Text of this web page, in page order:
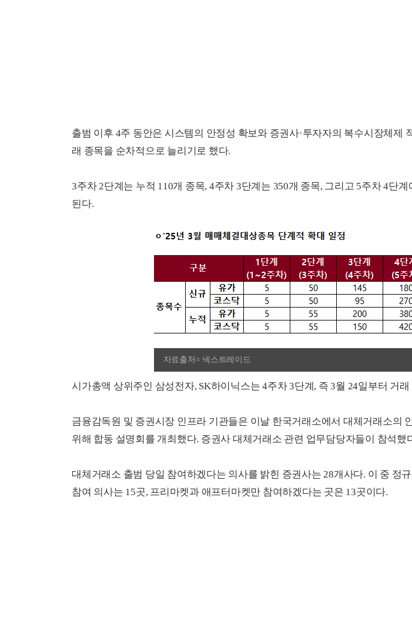
출범 이후 4주 동안은 시스템의 안정성 확보와 증권사·투자자의 복수시장체제
래 종목을 순차적으로 늘리기로 했다.
3주차 2단계는 누적 110개 종목, 4주차 3단계는 350개 종목, 그리고 5주차 4단계
된다.
자료출처= 넥스트레이드
시가총액 상위주인 삼성전자, SK하이닉스는 4주차 3단계, 즉 3월 24일부터 거래
금융감독원 및 증권시장 인프라 기관들은 이날 한국거래소에서 대체거래소의
위해 합동 설명회를 개최했다. 증권사 대체거래소 관련 업무담당자들이 참석했
대체거래소 출범 당일 참여하겠다는 의사를 밝힌 증권사는 28개사다. 이 중 정
참여 의사는 15곳, 프리마켓과 애프터마켓만 참여하겠다는 곳은 13곳이다.